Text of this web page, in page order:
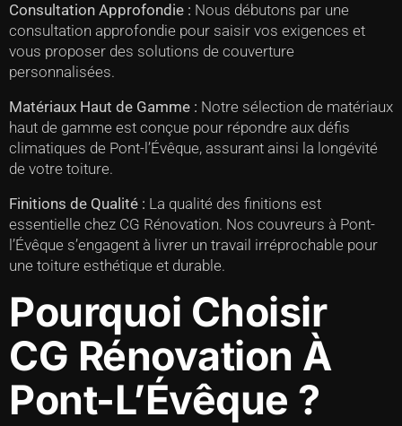
Consultation Approfondie : Nous débutons par une
consultation approfondie pour saisir vos exigences et
vous proposer des solutions de couverture
personnalisées.
Matériaux Haut de Gamme : Notre sélection de matériaux
haut de gamme est conçue pour répondre aux défis
climatiques de Pont-l’Évêque, assurant ainsi la longévité
de votre toiture.
Finitions de Qualité : La qualité des finitions est
essentielle chez CG Rénovation. Nos couvreurs à Pont-
l’Évêque s’engagent à livrer un travail irréprochable pour
une toiture esthétique et durable.
Pourquoi Choisir
CG Rénovation À
Pont-L’Évêque ?